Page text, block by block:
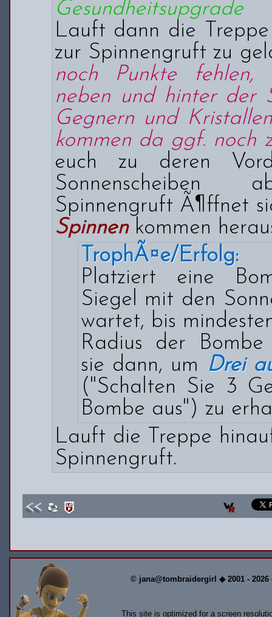
Gesundheitsupgrade
Lauft dann die
zur Spinnengruft zu
noch Punkte
neben und hinter der
Gegnern und
kommen da ggf. noch
euch zu deren
Sonnenscheiben
Spinnengruft Ã¶ffnet
Spinnenkommen
TrophÃ¤e/Erfolg:
Platziert eine
Siegel mit den
wartet, bis
Radius der
sie dann, um Drei
("Schalten Sie 3
Bombe aus") zu
Lauft die Treppe
Spinnengruft.
© jana@tombraidergirl ◈ 2001 -
This site is optimized for a screen